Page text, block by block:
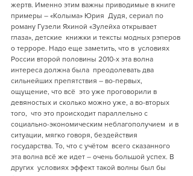
жертв. Именно этим важны приводимые в книге
примеры – «Колыма» Юрия  Дудя, сериал по
роману Гузели Яхиной «Зулейха открывает
глаза», детские  книжки и тексты модных рэперов
о терроре. Надо еще заметить, что в  условиях
России второй половины 2010-х эта волна
интереса должна была  преодолевать два
сильнейших препятствия – во-первых,
ощущение, что всё  это уже проговорили в
девяностых и сколько можно уже, а во-вторых
того,  что это происходит параллельно с
социально-экономическим неблагополучием  и в
ситуации, мягко говоря, бездействия
государства. То, что с учётом  всего сказанного
эта волна всё же идет – очень большой успех. В
других  условиях эффект такой волны был бы